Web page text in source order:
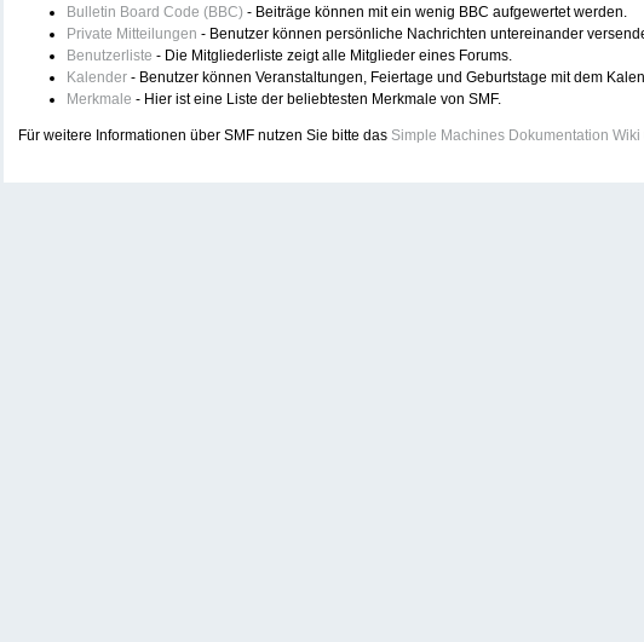
Bulletin Board Code (BBC) - Beiträge können mit ein wenig BBC aufgewertet werden.
Private Mitteilungen - Benutzer können persönliche Nachrichten untereinander
Benutzerliste - Die Mitgliederliste zeigt alle Mitglieder eines Forums.
Kalender - Benutzer können Veranstaltungen, Feiertage und Geburtstage mit dem
Merkmale - Hier ist eine Liste der beliebtesten Merkmale von SMF.
Für weitere Informationen über SMF nutzen Sie bitte das Simple Machines Dokumentation Wiki